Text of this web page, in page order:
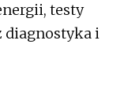
testy
diagnostyka i